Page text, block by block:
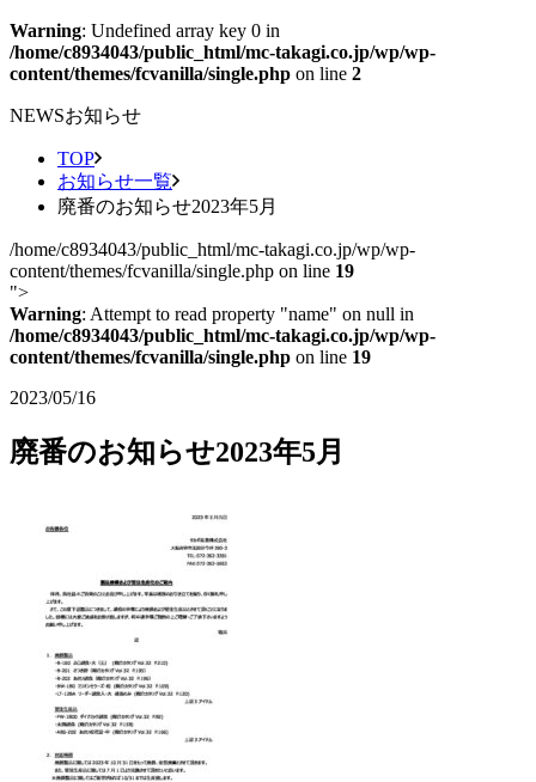
Warning: Undefined array key 0 in
/home/c8934043/public_html/mc-takagi.co.jp/wp/wp-
content/themes/fcvanilla/single.php on line 2
NEWSお知らせ
TOP
お知らせ一覧
廃番のお知らせ2023年5月
/home/c8934043/public_html/mc-takagi.co.jp/wp/wp-
content/themes/fcvanilla/single.php on line 19
">
Warning: Attempt to read property "name" on null in
/home/c8934043/public_html/mc-takagi.co.jp/wp/wp-
content/themes/fcvanilla/single.php on line 19
2023/05/16
廃番のお知らせ2023年5月